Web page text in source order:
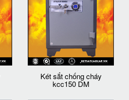
Két sắt chống cháy
kcc150 DM